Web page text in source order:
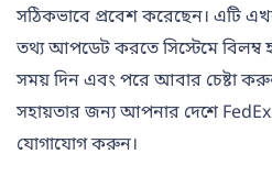
সঠিকভাবে প্রবেশ করেছেন। এটি
তথ্য আপডেট করতে সিস্টেমে বিলম্ব
সময় দিন এবং পরে আবার চেষ্টা
সহায়তার জন্য আপনার দেশে FedEx
যোগাযোগ করুন।